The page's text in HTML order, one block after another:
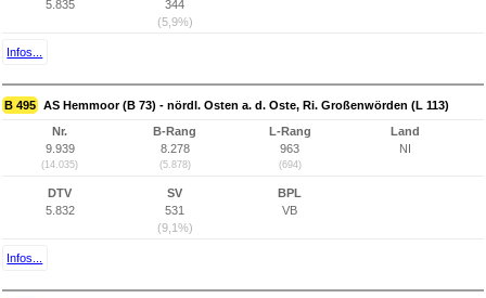
5.835
344
(5,9%)
Infos...
B 495 AS Hemmoor (B 73) - nördl. Osten a. d. Oste, Ri. Großenwörden (L 113)
Nr.
9.939
(14.035)
B-Rang
8.278
(5.878)
L-Rang
963
(694)
Land
NI
DTV
5.832
SV
531
(9,1%)
BPL
VB
Infos...